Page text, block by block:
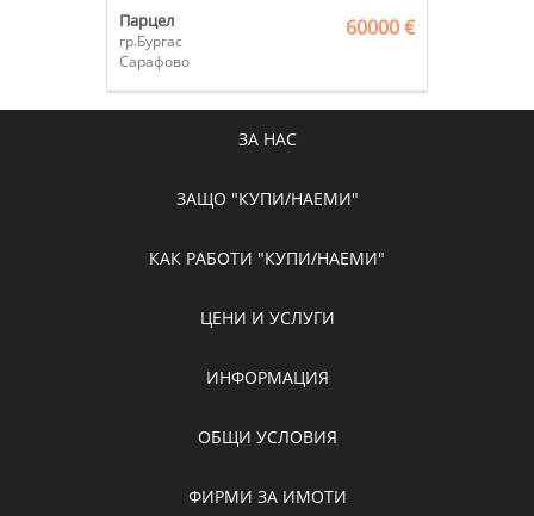
Парцел
гр.Бургас
Сарафово
60000 €
ЗА НАС
ЗАЩО "КУПИ/НАЕМИ"
КАК РАБОТИ "КУПИ/НАЕМИ"
ЦЕНИ И УСЛУГИ
ИНФОРМАЦИЯ
ОБЩИ УСЛОВИЯ
ФИРМИ ЗА ИМОТИ